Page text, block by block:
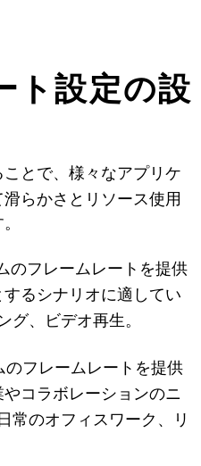
ト設定の設
とで、 様々なアプリケ
らかさとリソース使用
のフレームレートを提供
るシナリオに適してい
グ、ビデオ再生。
のフレームレートを提供
コラボレーションのニ
常のオフィスワーク、リ